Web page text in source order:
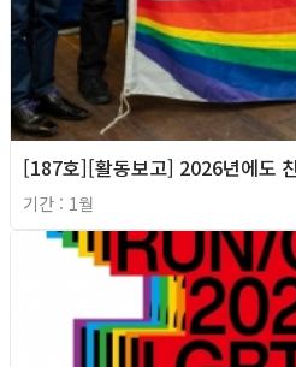
[187호][활동보고] 2026년에도
기간 : 1월